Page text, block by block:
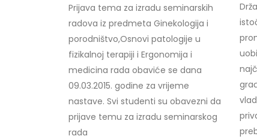
Prijava tema za izradu seminarskih
radova iz predmeta Ginekologija i
porodništvo,Osnovi patologije u
fizikalnoj terapiji i Ergonomija i
medicina rada obaviće se dana
09.03.2015. godine za vrijeme
nastave. Svi studenti su obavezni da
prijave temu za izradu seminarskog
rada
Obavještenje za javnost 30.07.2026.
godine
30/07/2026
Obavještenje za javnost 30.07.2026.
godine
30/07/2026
Prof. dr Srđan Marinković – rezultati
ispita
24/
22/